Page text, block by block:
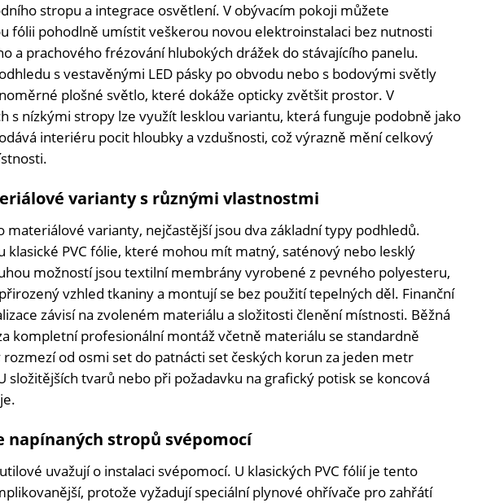
stropu a integrace osvětlení. V obývacím pokoji můžete
fólii pohodlně umístit veškerou novou elektroinstalaci bez nutnosti
a prachového frézování hlubokých drážek do stávajícího panelu.
s vestavěnými LED pásky po obvodu nebo s bodovými světly
plošné světlo, které dokáže opticky zvětšit prostor. V
s nízkými stropy lze využít lesklou variantu, která funguje podobně jako
interiéru pocit hloubky a vzdušnosti, což výrazně mění celkový
varianty s různými vlastnostmi
materiálové varianty, nejčastější jsou dva základní typy podhledů.
klasické PVC fólie, které mohou mít matný, saténový nebo lesklý
možností jsou textilní membrány vyrobené z pevného polyesteru,
vzhled tkaniny a montují se bez použití tepelných děl. Finanční
závisí na zvoleném materiálu a složitosti členění místnosti. Běžná
kompletní profesionální montáž včetně materiálu se standardně
od osmi set do patnácti set českých korun za jeden metr
složitějších tvarů nebo při požadavku na grafický potisk se koncová
napínaných stropů svépomocí
uvažují o instalaci svépomocí. U klasických PVC fólií je tento
protože vyžadují speciální plynové ohřívače pro zahřátí